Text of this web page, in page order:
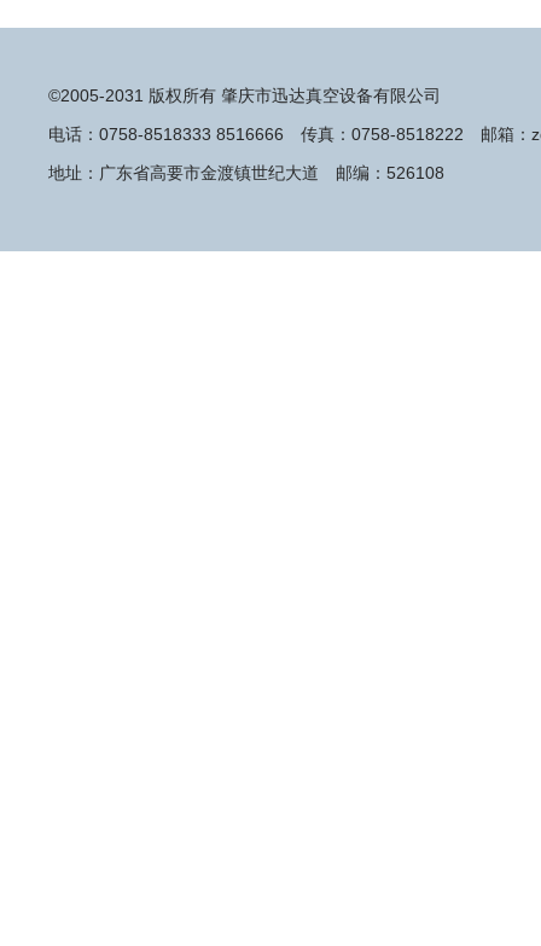
©2005-2031 版权所有 肇庆市迅达真空设备有限公司
电话：0758-8518333 8516666 传真：0758-8518222 邮箱：
地址：广东省高要市金渡镇世纪大道 邮编：526108